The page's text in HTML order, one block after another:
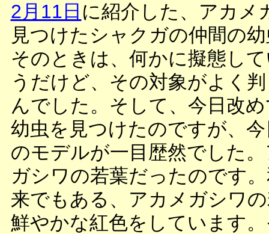
2月11日 に紹介した、アカメ
見つけたシャクガの仲間の
そのときは、何かに擬態し
うだけど、その対象がよく
んでした。そして、今日改
幼虫を見つけたのですが、
のモデルが一目歴然でした
ガシワの若葉だったのです
来でもある、アカメガシワ
鮮やかな紅色をしています